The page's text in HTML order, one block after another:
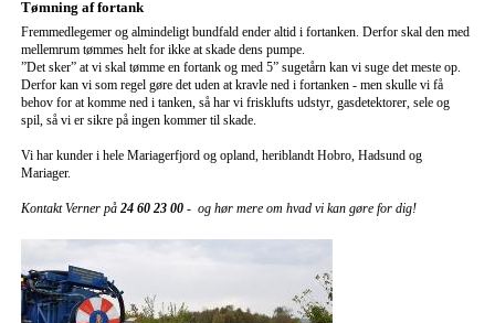
Tømning af fortank
Fremmedlegemer og almindeligt bundfald ender altid i fortanken. Derfor skal den med
mellemrum tømmes helt for ikke at skade dens pumpe.
”Det sker” at vi skal tømme en fortank og med 5” sugetårn kan vi suge det meste op.
Derfor kan vi som regel gøre det uden at kravle ned i fortanken - men skulle vi få
behov for at komme ned i tanken, så har vi frisklufts udstyr, gasdetektorer, sele og
spil, så vi er sikre på ingen kommer til skade.
Vi har kunder i hele Mariagerfjord og opland, heriblandt Hobro, Hadsund og
Mariager.
Kontakt Verner på 24 60 23 00 - og hør mere om hvad vi kan gøre for dig!